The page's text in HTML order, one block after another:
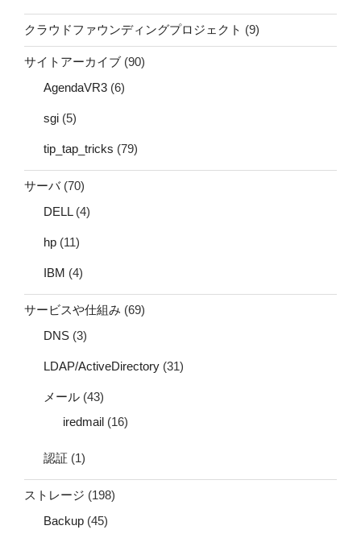
クラウドファウンディングプロジェクト (9)
サイトアーカイブ (90)
AgendaVR3 (6)
sgi (5)
tip_tap_tricks (79)
サーバ(70)
DELL(4)
hp (11)
IBM (4)
サービスや仕組み (69)
DNS (3)
LDAP/ActiveDirectory (31)
メール (43)
iredmail (16)
認証 (1)
ストレージ (198)
Backup (45)